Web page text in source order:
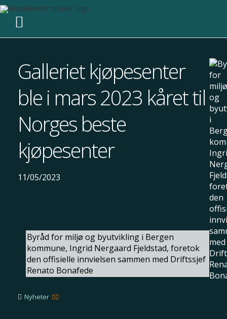
Galleriet kjøpesenter
ble i mars 2023 kåret til
Norges beste
kjøpesenter
11/05/2023
Byråd for miljø og byutvikling i Bergen
kommune, Ingrid Nergaard Fjeldstad, foretok
den offisielle innvielsen sammen med Driftssjef
Renato Bonafede
Nyheter